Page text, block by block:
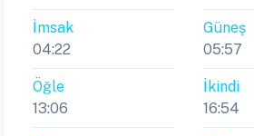
İmsak
04:22
Güneş
05:57
Öğle
13:06
İkindi
16:54